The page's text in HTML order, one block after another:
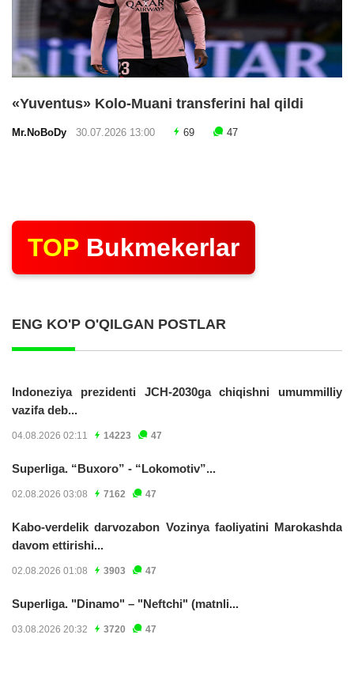
«Yuventus» Kolo-Muani transferini hal qildi
Mr.NoBoDy 30.07.2026 13:00 69 47
TOP Bukmekerlar
ENG KO'P O'QILGAN POSTLAR
Indoneziya prezidenti JCH-2030ga chiqishni umummilliy
vazifa deb...
04.08.2026 02:11 14223 47
Superliga. “Buxoro” - “Lokomotiv”...
02.08.2026 03:08 7162 47
Kabo-verdelik darvozabon Vozinya faoliyatini Marokashda
davom ettirishi...
02.08.2026 01:08 3903 47
Superliga. "Dinamo" – "Neftchi" (matnli...
03.08.2026 20:32 3720 47